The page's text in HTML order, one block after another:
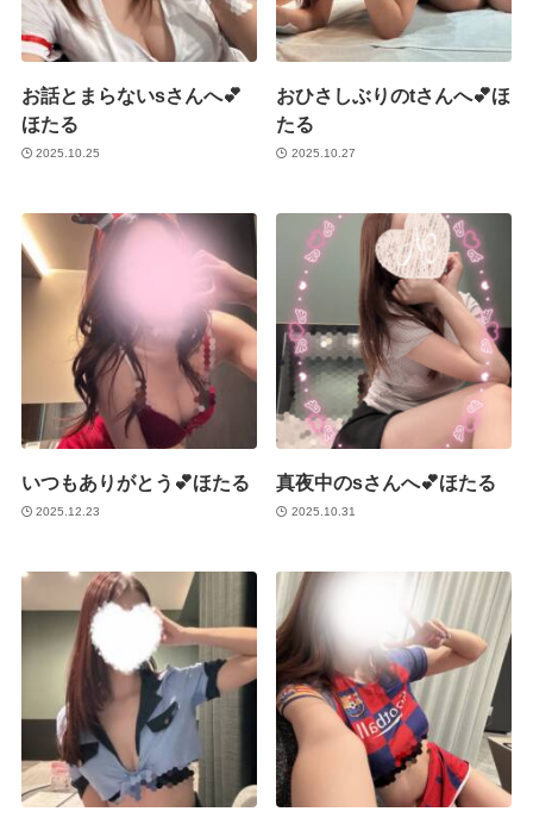
お話とまらないsさんへ💕
ほたる
2025.10.25
おひさしぶりのtさんへ💕ほ
たる
2025.10.27
いつもありがとう💕ほたる
2025.12.23
真夜中のsさんへ💕ほたる
2025.10.31